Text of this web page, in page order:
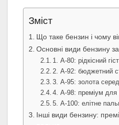
Зміст
Що таке бензин і чому
Основні види бензину
1. А-80: рідкісний
2. А-92: бюджетний
3. А-95: золота
4. А-98: преміум для
5. А-100: елітне
Інші види бензину: